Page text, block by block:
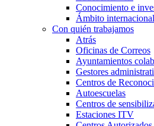
Conocimiento e
Ámbito internacional
Con quién trabajamos
Atrás
Oficinas de Correos
Ayuntamientos
Gestores
Centros de
Autoescuelas
Centros de
Estaciones ITV